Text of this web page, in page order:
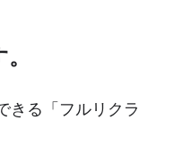
きる「フルリクラ